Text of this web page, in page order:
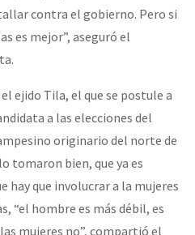
contra el gobierno. Pero si
es mejor”, aseguró el
ejido Tila, el que se postule a
a las elecciones del
originario del norte de
tomaron bien, que ya es
hay que involucrar a la mujeres
“el hombre es más débil, es
mujeres no”, compartió el